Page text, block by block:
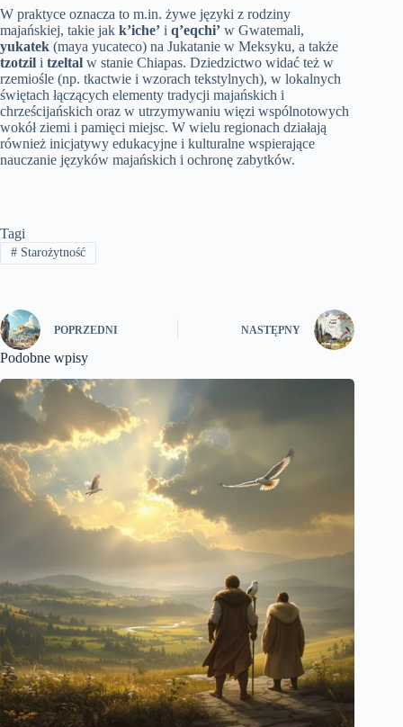
W praktyce oznacza to m.in. żywe języki z rodziny
majańskiej, takie jak k’iche’ i q’eqchi’ w Gwatemali,
yukatek (maya yucateco) na Jukatanie w Meksyku, a także
tzotzil i tzeltal w stanie Chiapas. Dziedzictwo widać też w
rzemiośle (np. tkactwie i wzorach tekstylnych), w lokalnych
świętach łączących elementy tradycji majańskich i
chrześcijańskich oraz w utrzymywaniu więzi wspólnotowych
wokół ziemi i pamięci miejsc. W wielu regionach działają
również inicjatywy edukacyjne i kulturalne wspierające
nauczanie języków majańskich i ochronę zabytków.
Tagi
#Starożytność
POPRZEDNI NASTĘPNY
Podobne wpisy